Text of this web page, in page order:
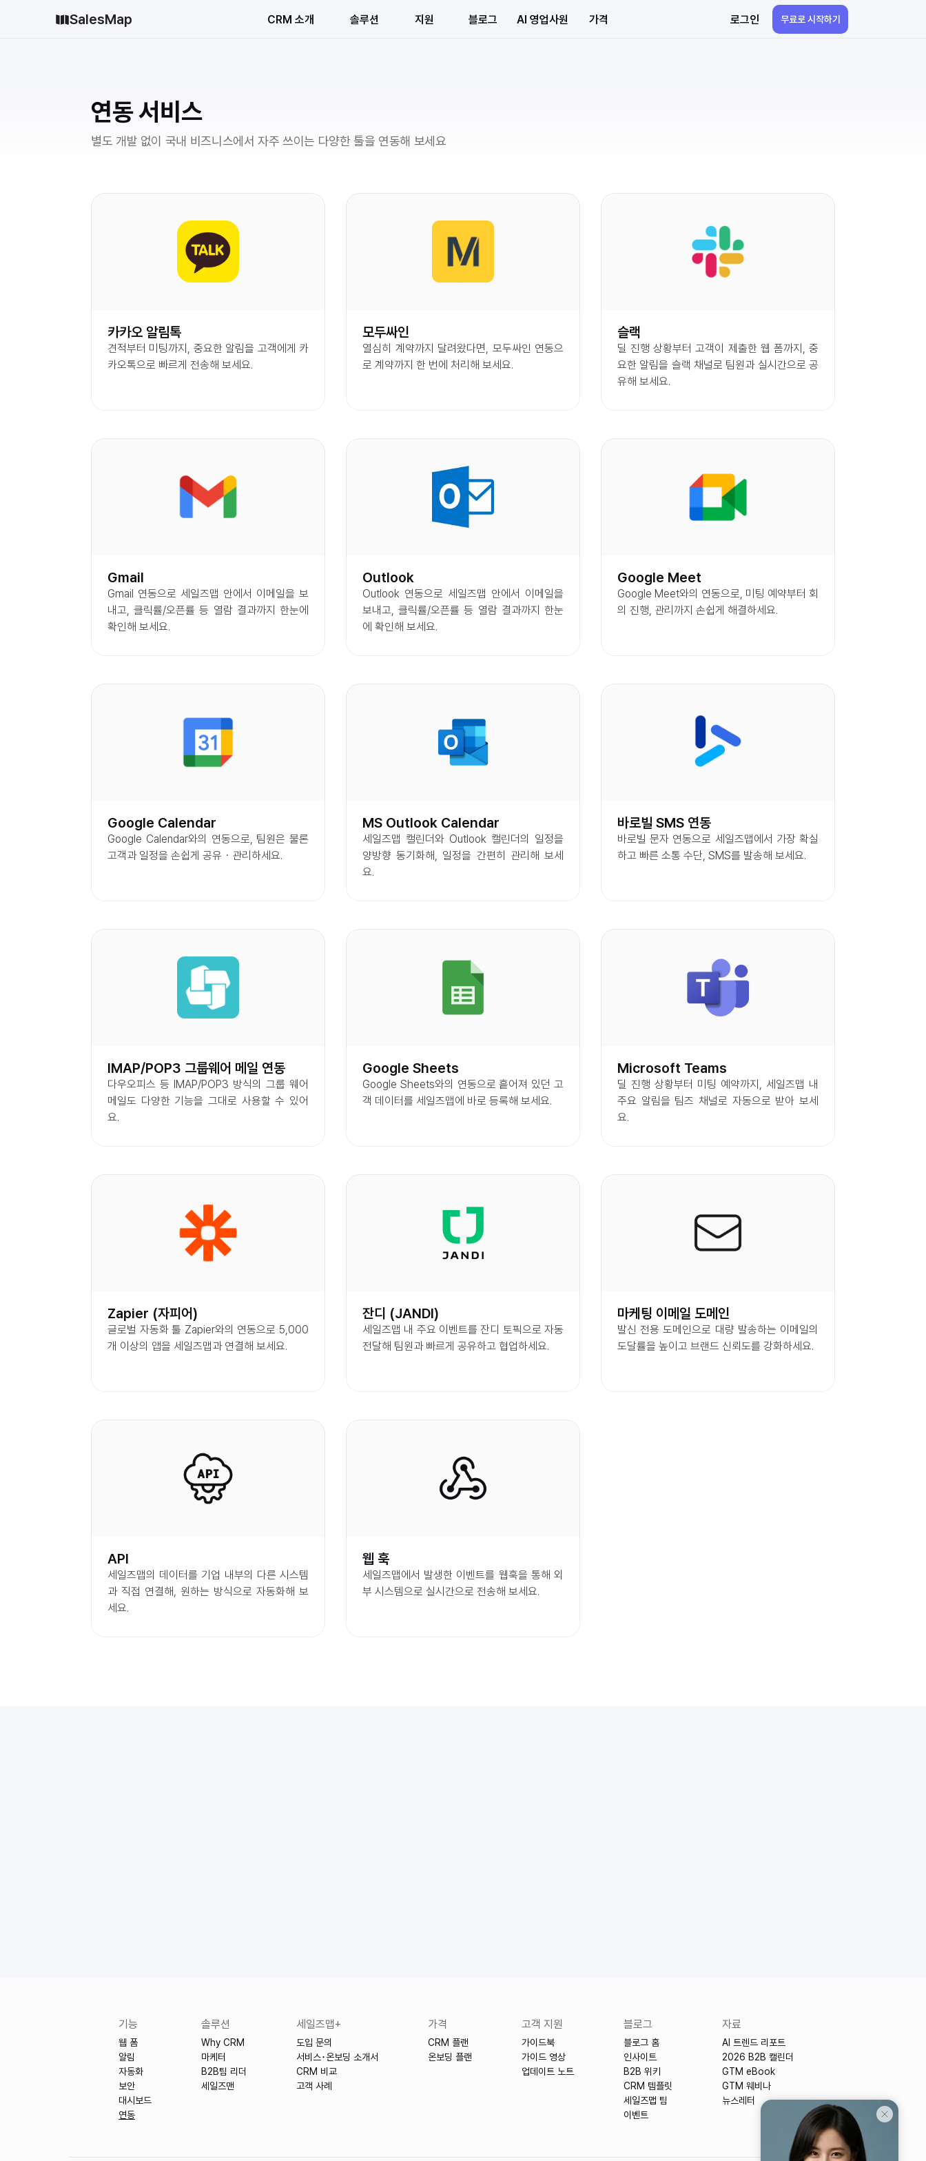
SalesMap CRM 소개 솔루션 지원 블로그 AI 영업사원 가격 로그인 무료로 시작하기
연동 서비스
별도 개발 없이 국내 비즈니스에서 자주 쓰이는 다양한 툴을 연동해 보세요
카카오 알림톡
견적부터 미팅까지, 중요한 알림을 고객에게 카
카오톡으로 빠르게 전송해 보세요.
모두싸인
열심히 계약까지 달려왔다면, 모두싸인 연동으
로 계약까지 한 번에 처리해 보세요.
슬랙
딜 진행 상황부터 고객이 제출한 웹 폼까지, 중
요한 알림을 슬랙 채널로 팀원과 실시간으로 공
유해 보세요.
Gmail
Gmail 연동으로 세일즈맵 안에서 이메일을 보
내고, 클릭률/오픈률 등 열람 결과까지 한눈에
확인해 보세요.
Outlook
Outlook 연동으로 세일즈맵 안에서 이메일을
보내고, 클릭률/오픈률 등 열람 결과까지 한눈
에 확인해 보세요.
Google Meet
Google Meet와의 연동으로, 미팅 예약부터 회
의 진행, 관리까지 손쉽게 해결하세요.
Google Calendar
Google Calendar와의 연동으로, 팀원은 물론
고객과 일정을 손쉽게 공유・관리하세요.
MS Outlook Calendar
세일즈맵 캘린더와 Outlook 캘린더의 일정을
양방향 동기화해, 일정을 간편히 관리해 보세
요.
바로빌 SMS 연동
바로빌 문자 연동으로 세일즈맵에서 가장 확실
하고 빠른 소통 수단, SMS를 발송해 보세요.
IMAP/POP3 그룹웨어 메일 연동
다우오피스 등 IMAP/POP3 방식의 그룹 웨어
메일도 다양한 기능을 그대로 사용할 수 있어
요.
Google Sheets
Google Sheets와의 연동으로 흩어져 있던 고
객 데이터를 세일즈맵에 바로 등록해 보세요.
Microsoft Teams
딜 진행 상황부터 미팅 예약까지, 세일즈맵 내
주요 알림을 팀즈 채널로 자동으로 받아 보세
요.
Zapier (자피어)
글로벌 자동화 툴 Zapier와의 연동으로 5,000
개 이상의 앱을 세일즈맵과 연결해 보세요.
잔디 (JANDI)
세일즈맵 내 주요 이벤트를 잔디 토픽으로 자동
전달해 팀원과 빠르게 공유하고 협업하세요.
마케팅 이메일 도메인
발신 전용 도메인으로 대량 발송하는 이메일의
도달률을 높이고 브랜드 신뢰도를 강화하세요.
API
세일즈맵의 데이터를 기업 내부의 다른 시스템
과 직접 연결해, 원하는 방식으로 자동화해 보
세요.
웹 훅
세일즈맵에서 발생한 이벤트를 웹훅을 통해 외
부 시스템으로 실시간으로 전송해 보세요.
가격
CRM 플랜
온보딩 플랜
세일즈맵+
서비스･온보딩 소개서
CRM 비교
고객 사례
도입 문의
고객 지원
가이드북
가이드 영상
업데이트 노트
인사이트
블로그 홈
B2B 위키
CRM 템플릿
세일즈맵 팀
이벤트
블로그
GTM eBook
뉴스레터
GTM 웨비나
2026 B2B 캘린더
AI 트렌드 리포트
자료
기능
웹 폼
알림
자동화
보안
대시보드
연동
솔루션
마케터
Why CRM
B2B팀 리더
세일즈맨